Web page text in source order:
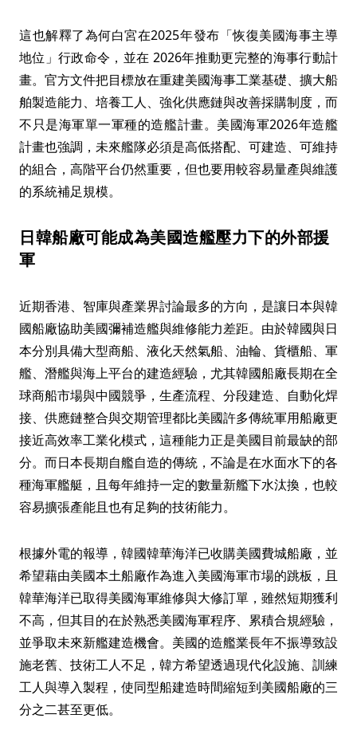
這也解釋了為何白宮在2025年發布「恢復美國海事主導
地位」行政命令，並在 2026年推動更完整的海事行動計
畫。官方文件把目標放在重建美國海事工業基礎、擴大船
舶製造能力、培養工人、強化供應鏈與改善採購制度，而
不只是海軍單一軍種的造艦計畫。美國海軍2026年造艦
計畫也強調，未來艦隊必須是高低搭配、可建造、可維持
的組合，高階平台仍然重要，但也要用較容易量產與維護
的系統補足規模。
日韓船廠可能成為美國造艦壓力下的外部援
軍
近期香港、智庫與產業界討論最多的方向，是讓日本與韓
國船廠協助美國彌補造艦與維修能力差距。由於韓國與日
本分別具備大型商船、液化天然氣船、油輪、貨櫃船、軍
艦、潛艦與海上平台的建造經驗，尤其韓國船廠長期在全
球商船市場與中國競爭，生產流程、分段建造、自動化焊
接、供應鏈整合與交期管理都比美國許多傳統軍用船廠更
接近高效率工業化模式，這種能力正是美國目前最缺的部
分。而日本長期自艦自造的傳統，不論是在水面水下的各
種海軍艦艇，且每年維持一定的數量新艦下水汰換，也較
容易擴張產能且也有足夠的技術能力。
根據外電的報導，韓國韓華海洋已收購美國費城船廠，並
希望藉由美國本土船廠作為進入美國海軍市場的跳板，且
韓華海洋已取得美國海軍維修與大修訂單，雖然短期獲利
不高，但其目的在於熟悉美國海軍程序、累積合規經驗，
並爭取未來新艦建造機會。美國的造艦業長年不振導致設
施老舊、技術工人不足，韓方希望透過現代化設施、訓練
工人與導入製程，使同型船建造時間縮短到美國船廠的三
分之二甚至更低。